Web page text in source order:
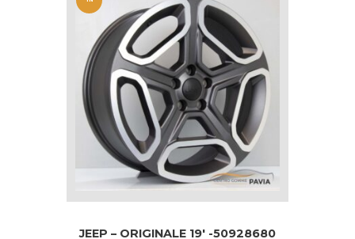
A!
JEEP – ORIGINALE 19′ -50928680